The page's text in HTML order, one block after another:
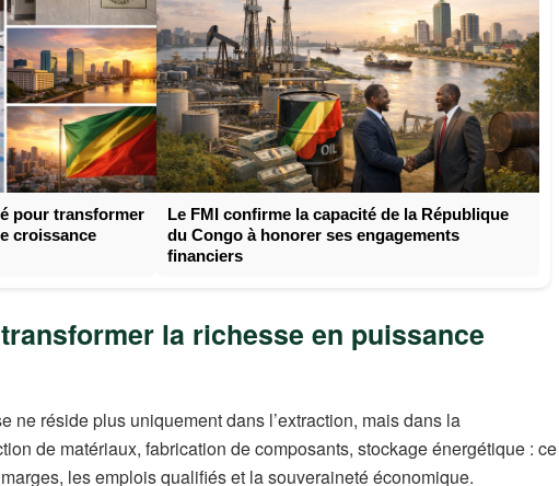
pour transformer
croissance
Le FMI confirme la capacité de la République
du Congo à honorer ses engagements
financiers
la richesse en puissance
ne réside plus uniquement dans l’extraction, mais dans la
de matériaux, fabrication de composants, stockage énergétique : ce
les emplois qualifiés et la souveraineté économique.